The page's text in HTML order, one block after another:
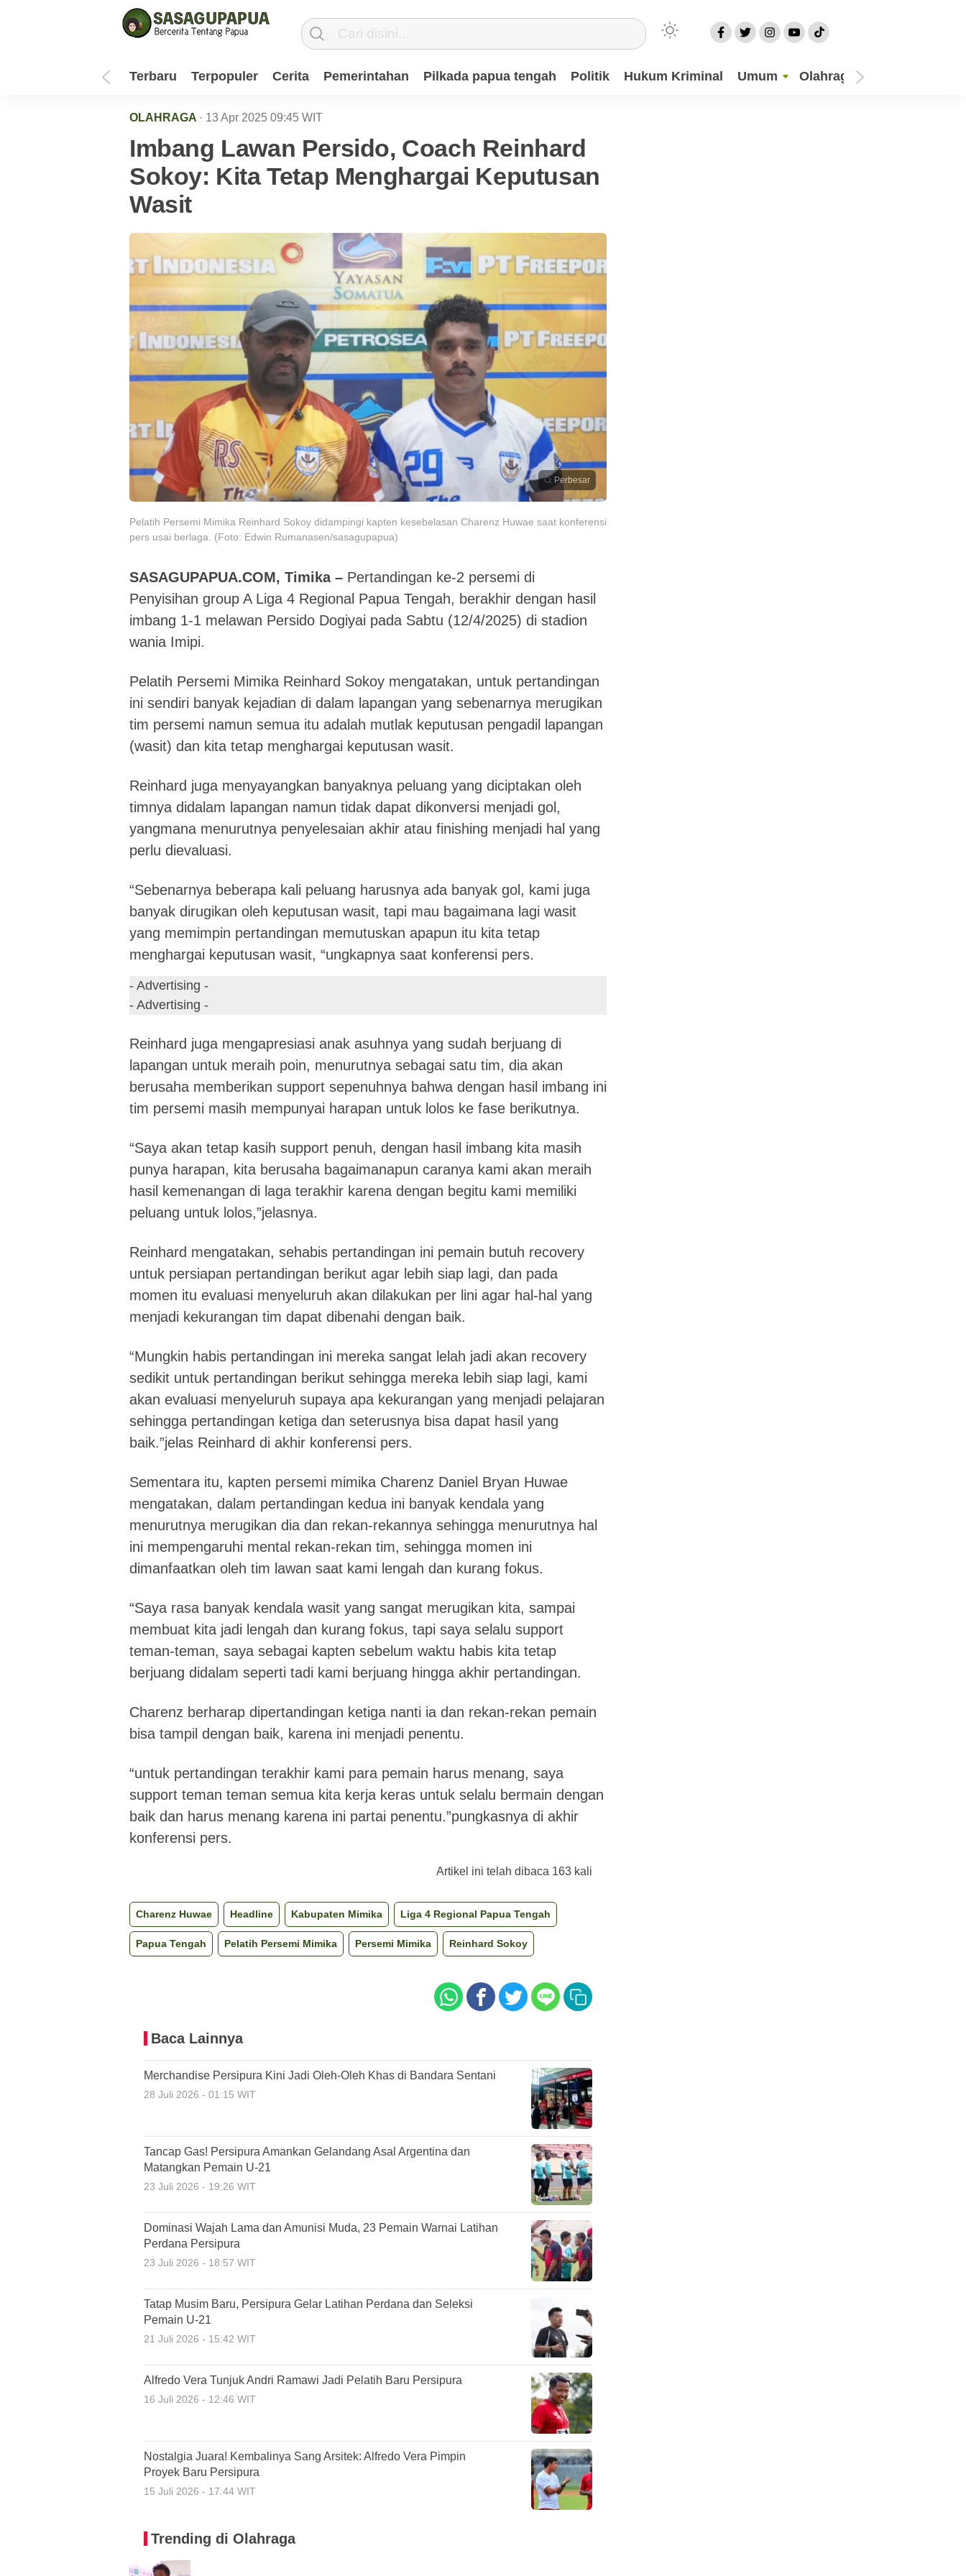
Terbaru Terpopuler Cerita Pemerintahan Pilkada papua tengah Politik Hukum Kriminal Umum Olahraga
OLAHRAGA · 13 Apr 2025 09:45 WIT
Imbang Lawan Persido, Coach Reinhard
Sokoy: Kita Tetap Menghargai Keputusan
Wasit
Perbesar
Pelatih Persemi Mimika Reinhard Sokoy didampingi kapten kesebelasan Charenz Huwae saat konferensi
pers usai berlaga. (Foto: Edwin Rumanasen/sasagupapua)
SASAGUPAPUA.COM, Timika – Pertandingan ke-2 persemi di
Penyisihan group A Liga 4 Regional Papua Tengah, berakhir dengan hasil
imbang 1-1 melawan Persido Dogiyai pada Sabtu (12/4/2025) di stadion
wania Imipi.
Pelatih Persemi Mimika Reinhard Sokoy mengatakan, untuk pertandingan
ini sendiri banyak kejadian di dalam lapangan yang sebenarnya merugikan
tim persemi namun semua itu adalah mutlak keputusan pengadil lapangan
(wasit) dan kita tetap menghargai keputusan wasit.
Reinhard juga menyayangkan banyaknya peluang yang diciptakan oleh
timnya didalam lapangan namun tidak dapat dikonversi menjadi gol,
yangmana menurutnya penyelesaian akhir atau finishing menjadi hal yang
perlu dievaluasi.
“Sebenarnya beberapa kali peluang harusnya ada banyak gol, kami juga
banyak dirugikan oleh keputusan wasit, tapi mau bagaimana lagi wasit
yang memimpin pertandingan memutuskan apapun itu kita tetap
menghargai keputusan wasit, “ungkapnya saat konferensi pers.
- Advertising -
- Advertising -
Reinhard juga mengapresiasi anak asuhnya yang sudah berjuang di
lapangan untuk meraih poin, menurutnya sebagai satu tim, dia akan
berusaha memberikan support sepenuhnya bahwa dengan hasil imbang ini
tim persemi masih mempunyai harapan untuk lolos ke fase berikutnya.
“Saya akan tetap kasih support penuh, dengan hasil imbang kita masih
punya harapan, kita berusaha bagaimanapun caranya kami akan meraih
hasil kemenangan di laga terakhir karena dengan begitu kami memiliki
peluang untuk lolos,”jelasnya.
Reinhard mengatakan, sehabis pertandingan ini pemain butuh recovery
untuk persiapan pertandingan berikut agar lebih siap lagi, dan pada
momen itu evaluasi menyeluruh akan dilakukan per lini agar hal-hal yang
menjadi kekurangan tim dapat dibenahi dengan baik.
“Mungkin habis pertandingan ini mereka sangat lelah jadi akan recovery
sedikit untuk pertandingan berikut sehingga mereka lebih siap lagi, kami
akan evaluasi menyeluruh supaya apa kekurangan yang menjadi pelajaran
sehingga pertandingan ketiga dan seterusnya bisa dapat hasil yang
baik.”jelas Reinhard di akhir konferensi pers.
Sementara itu, kapten persemi mimika Charenz Daniel Bryan Huwae
mengatakan, dalam pertandingan kedua ini banyak kendala yang
menurutnya merugikan dia dan rekan-rekannya sehingga menurutnya hal
ini mempengaruhi mental rekan-rekan tim, sehingga momen ini
dimanfaatkan oleh tim lawan saat kami lengah dan kurang fokus.
“Saya rasa banyak kendala wasit yang sangat merugikan kita, sampai
membuat kita jadi lengah dan kurang fokus, tapi saya selalu support
teman-teman, saya sebagai kapten sebelum waktu habis kita tetap
berjuang didalam seperti tadi kami berjuang hingga akhir pertandingan.
Charenz berharap dipertandingan ketiga nanti ia dan rekan-rekan pemain
bisa tampil dengan baik, karena ini menjadi penentu.
“untuk pertandingan terakhir kami para pemain harus menang, saya
support teman teman semua kita kerja keras untuk selalu bermain dengan
baik dan harus menang karena ini partai penentu.”pungkasnya di akhir
konferensi pers.
Artikel ini telah dibaca 163 kali
Charenz Huwae Headline Kabupaten Mimika Liga 4 Regional Papua Tengah
Papua Tengah Pelatih Persemi Mimika Persemi Mimika Reinhard Sokoy
Baca Lainnya
Merchandise Persipura Kini Jadi Oleh-Oleh Khas di Bandara Sentani
28 Juli 2026 - 01:15 WIT
Tancap Gas! Persipura Amankan Gelandang Asal Argentina dan
Matangkan Pemain U-21
23 Juli 2026 - 19:26 WIT
Dominasi Wajah Lama dan Amunisi Muda, 23 Pemain Warnai Latihan
Perdana Persipura
23 Juli 2026 - 18:57 WIT
Tatap Musim Baru, Persipura Gelar Latihan Perdana dan Seleksi
Pemain U-21
21 Juli 2026 - 15:42 WIT
Alfredo Vera Tunjuk Andri Ramawi Jadi Pelatih Baru Persipura
16 Juli 2026 - 12:46 WIT
Nostalgia Juara! Kembalinya Sang Arsitek: Alfredo Vera Pimpin
Proyek Baru Persipura
15 Juli 2026 - 17:44 WIT
Trending di Olahraga